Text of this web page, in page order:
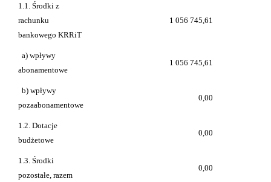
1.1. Środki z
rachunku
bankowego KRRiT
1 056 745,61
a) wpływy
abonamentowe
1 056 745,61
b) wpływy
pozaabonamentowe
0,00
1.2. Dotacje
budżetowe
0,00
1.3. Środki
pozostałe, razem
0,00